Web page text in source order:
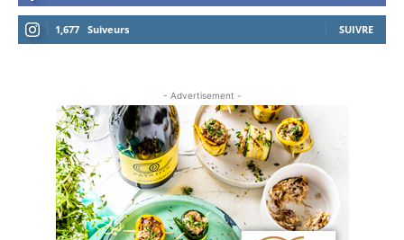
1,677 Suiveurs SUIVRE
- Advertisement -